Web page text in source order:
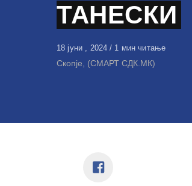
ТАНЕСКИ
Објавено
на
18 јуни , 2024 1 мин читање
Скопје, (СМАРТ СДК.МК)